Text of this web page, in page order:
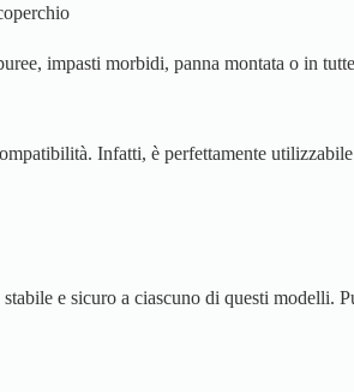
impasti morbidi, panna montata o in
Infatti, è perfettamente
e sicuro a ciascuno di questi